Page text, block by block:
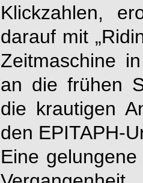
Klickzahlen,
darauf mit
Zeitmaschine
an die frühen
die krautigen
den EPITAPH-
Eine